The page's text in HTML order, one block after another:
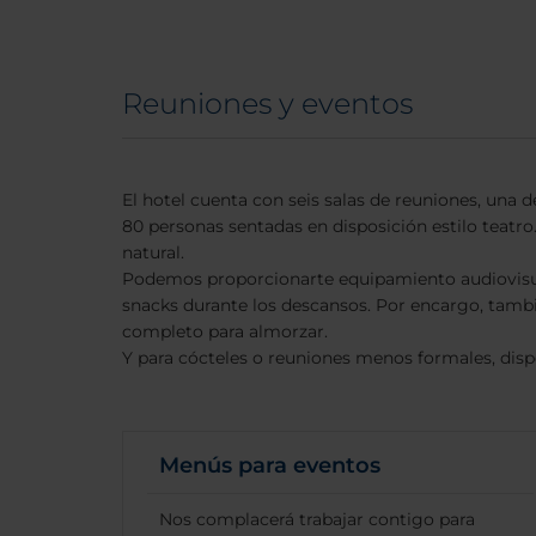
Reuniones y eventos
El hotel cuenta con seis salas de reuniones, una
80 personas sentadas en disposición estilo
natural.
Podemos proporcionarte equipamiento
snacks durante los descansos. Por encargo,
completo para almorzar.
Y para cócteles o reuniones menos formales,
Menús para eventos
Nos complacerá trabajar contigo para